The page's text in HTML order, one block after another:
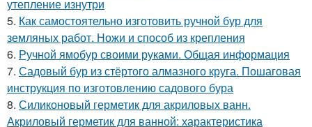
утепление изнутри
5. Как самостоятельно изготовить ручной бур для
земляных работ. Ножи и способ из крепления
6. Ручной ямобур своими руками. Общая информация
7. Садовый бур из стёртого алмазного круга. Пошаговая
инструкция по изготовлению садового бура
8. Силиконовый герметик для акриловых ванн.
Акриловый герметик для ванной: характеристика